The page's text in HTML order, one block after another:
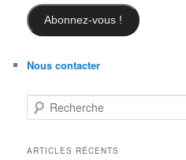
Abonnez-vous !
Nous contacter
e
h
ARTICLES RÉCENTS